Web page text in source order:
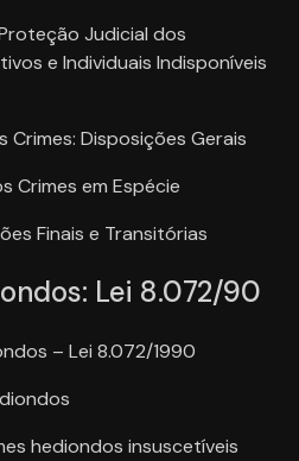
Judicial dos
e Individuais Indisponíveis
Disposições Gerais
Crimes em Espécie
Finais e Transitórias
Lei 8.072/90
– Lei 8.072/1990
hediondos insuscetíveis